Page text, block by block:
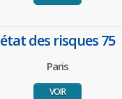
état des risques 75
Paris
VOIR